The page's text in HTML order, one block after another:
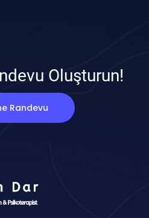
Oluşturun!
Randevu